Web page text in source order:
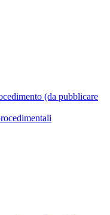
(da pubblicare